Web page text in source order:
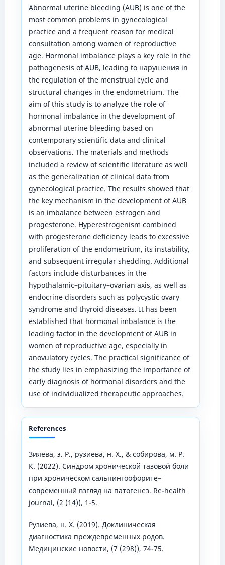
Abnormal uterine bleeding (AUB) is one of the
most common problems in gynecological
practice and a frequent reason for medical
consultation among women of reproductive
age. Hormonal imbalance plays a key role in the
pathogenesis of AUB, leading to нарушения in
the regulation of the menstrual cycle and
structural changes in the endometrium. The
aim of this study is to analyze the role of
hormonal imbalance in the development of
abnormal uterine bleeding based on
contemporary scientific data and clinical
observations. The materials and methods
included a review of scientific literature as well
as the generalization of clinical data from
gynecological practice. The results showed that
the key mechanism in the development of AUB
is an imbalance between estrogen and
progesterone. Hyperestrogenism combined
with progesterone deficiency leads to excessive
proliferation of the endometrium, its instability,
and subsequent irregular shedding. Additional
factors include disturbances in the
hypothalamic–pituitary–ovarian axis, as well as
endocrine disorders such as polycystic ovary
syndrome and thyroid diseases. It has been
established that hormonal imbalance is the
leading factor in the development of AUB in
women of reproductive age, especially in
anovulatory cycles. The practical significance of
the study lies in emphasizing the importance of
early diagnosis of hormonal disorders and the
use of individualized therapeutic approaches.
References
Зияева, э. Р., рузиева, н. Х., & собирова, м. Р.
К. (2022). Синдром хронической тазовой боли
при хроническом сальпингоофорите–
современный взгляд на патогенез. Re-health
journal, (2 (14)), 1-5.
Рузиева, н. Х. (2019). Доклиническая
диагностика преждевременных родов.
Медицинские новости, (7 (298)), 74-75.